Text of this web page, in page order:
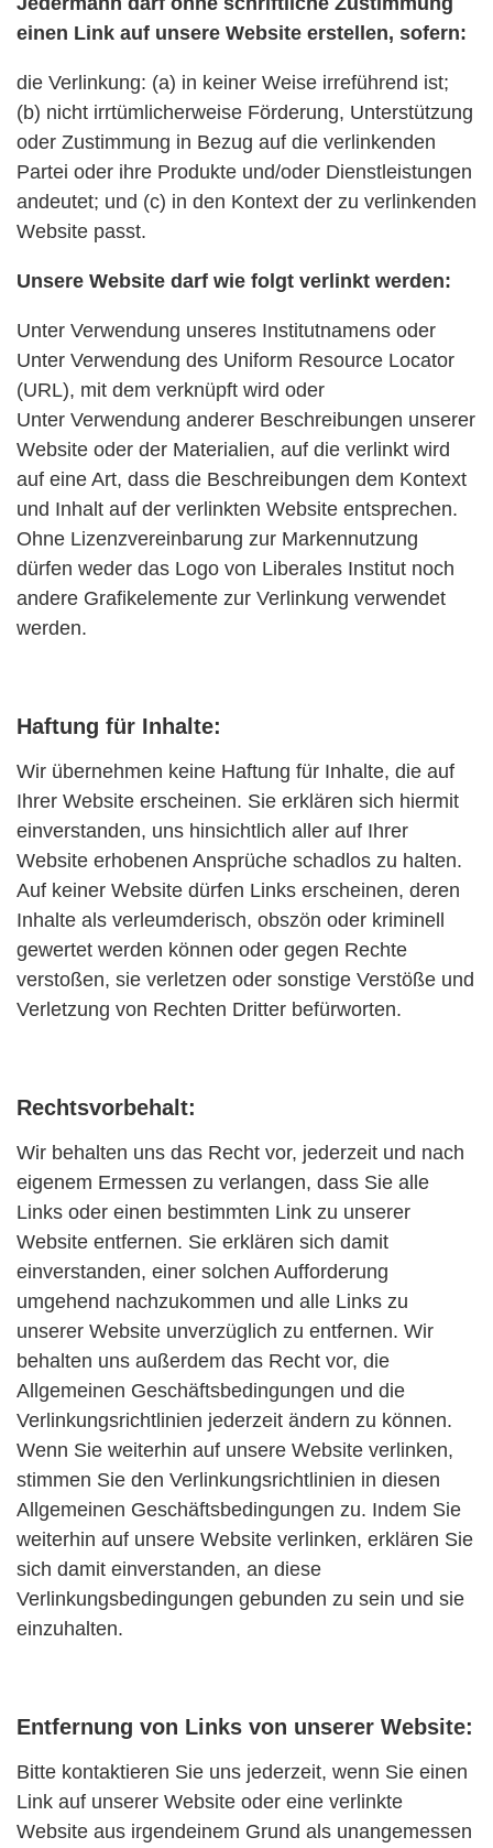
einen Link auf unsere Website erstellen, sofern:
die Verlinkung: (a) in keiner Weise irreführend ist;
(b) nicht irrtümlicherweise Förderung, Unterstützung
oder Zustimmung in Bezug auf die verlinkenden
Partei oder ihre Produkte und/oder Dienstleistungen
andeutet; und (c) in den Kontext der zu verlinkenden
Website passt.
Unsere Website darf wie folgt verlinkt werden:
Unter Verwendung unseres Institutnamens oder
Unter Verwendung des Uniform Resource Locator
(URL), mit dem verknüpft wird oder
Unter Verwendung anderer Beschreibungen unserer
Website oder der Materialien, auf die verlinkt wird
auf eine Art, dass die Beschreibungen dem Kontext
und Inhalt auf der verlinkten Website entsprechen.
Ohne Lizenzvereinbarung zur Markennutzung
dürfen weder das Logo von Liberales Institut noch
andere Grafikelemente zur Verlinkung verwendet
werden.
Haftung für Inhalte:
Wir übernehmen keine Haftung für Inhalte, die auf
Ihrer Website erscheinen. Sie erklären sich hiermit
einverstanden, uns hinsichtlich aller auf Ihrer
Website erhobenen Ansprüche schadlos zu halten.
Auf keiner Website dürfen Links erscheinen, deren
Inhalte als verleumderisch, obszön oder kriminell
gewertet werden können oder gegen Rechte
verstoßen, sie verletzen oder sonstige Verstöße und
Verletzung von Rechten Dritter befürworten.
Rechtsvorbehalt:
Wir behalten uns das Recht vor, jederzeit und nach
eigenem Ermessen zu verlangen, dass Sie alle
Links oder einen bestimmten Link zu unserer
Website entfernen. Sie erklären sich damit
einverstanden, einer solchen Aufforderung
umgehend nachzukommen und alle Links zu
unserer Website unverzüglich zu entfernen. Wir
behalten uns außerdem das Recht vor, die
Allgemeinen Geschäftsbedingungen und die
Verlinkungsrichtlinien jederzeit ändern zu können.
Wenn Sie weiterhin auf unsere Website verlinken,
stimmen Sie den Verlinkungsrichtlinien in diesen
Allgemeinen Geschäftsbedingungen zu. Indem Sie
weiterhin auf unsere Website verlinken, erklären Sie
sich damit einverstanden, an diese
Verlinkungsbedingungen gebunden zu sein und sie
einzuhalten.
Entfernung von Links von unserer Website:
Bitte kontaktieren Sie uns jederzeit, wenn Sie einen
Link auf unserer Website oder eine verlinkte
Website aus irgendeinem Grund als unangemessen